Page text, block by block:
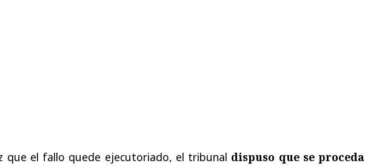
que el fallo quede ejecutoriado, el tribunal dispuso que se proceda